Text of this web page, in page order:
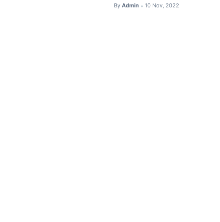
By Admin • 10 Nov, 2022